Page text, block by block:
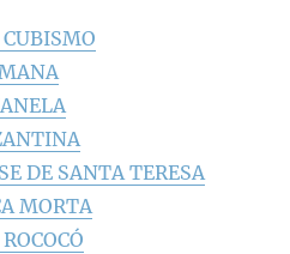
DE SANTA TERESA
MORTA